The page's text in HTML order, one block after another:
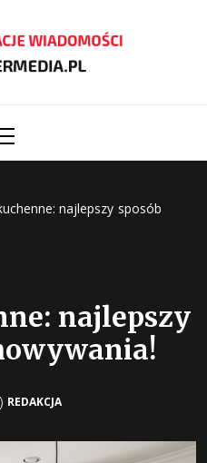
Menu
najlepszy sposób
najlepszy
REDAKCJA